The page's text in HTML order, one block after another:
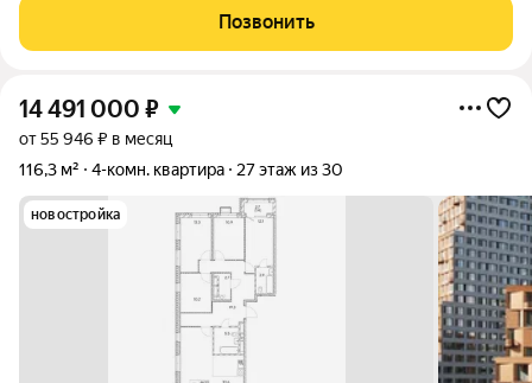
комфортное проживание для большой семьи. Мебель остается
по договоренности . Жилье
Позвонить
14 491 000 ₽
от 55 946 ₽ в месяц
116,3 м²
4-комн. квартира 27 этаж из 30
новостройка